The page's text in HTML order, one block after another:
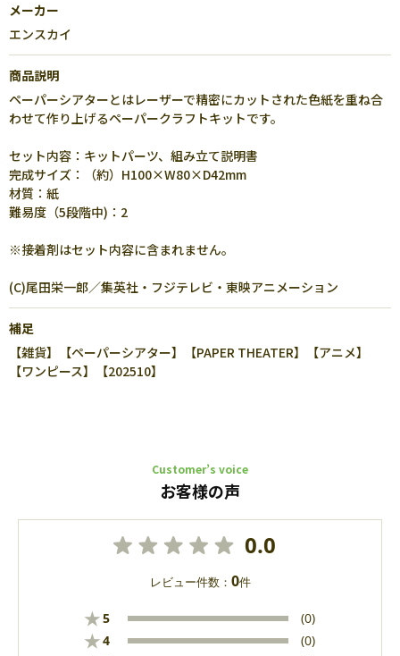
メーカー
エンスカイ
商品説明
ペーパーシアターとはレーザーで精密にカットされた色紙を重ね合
わせて作り上げるペーパークラフトキットです。
セット内容：キットパーツ、組み立て説明書
完成サイズ：（約）H100×W80×D42mm
材質：紙
難易度（5段階中)：2
※接着剤はセット内容に含まれません。
(C)尾田栄一郎／集英社・フジテレビ・東映アニメーション
補足
【雑貨】【ペーパーシアター】【PAPER THEATER】【アニメ】
【ワンピース】【202510】
Customer’s voice
お客様の声
0.0
レビュー件数： 0件
★5 (0)
★4 (0)